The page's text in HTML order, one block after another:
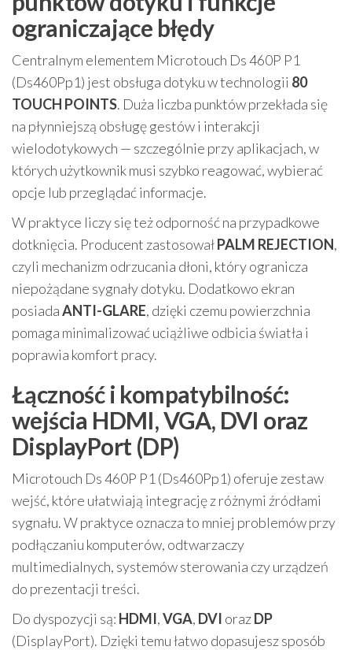
ograniczające błędy
Centralnym elementem Microtouch Ds 460P P1
(Ds460Pp1) jest obsługa dotyku w technologii 80
TOUCH POINTS. Duża liczba punktów przekłada się
na płynniejszą obsługę gestów i interakcji
wielodotykowych — szczególnie przy aplikacjach, w
których użytkownik musi szybko reagować, wybierać
opcje lub przeglądać informacje.
W praktyce liczy się też odporność na przypadkowe
dotknięcia. Producent zastosowałPALM REJECTION,
czyli mechanizm odrzucania dłoni, który ogranicza
niepożądane sygnały dotyku. Dodatkowo ekran
posiadaANTI-GLARE, dzięki czemu powierzchnia
pomaga minimalizować uciążliwe odbicia światła i
poprawia komfort pracy.
Łączność i kompatybilność:
wejścia HDMI, VGA, DVI oraz
DisplayPort (DP)
Microtouch Ds 460P P1 (Ds460Pp1) oferuje zestaw
wejść, które ułatwiają integrację z różnymi źródłami
sygnału. W praktyce oznacza to mniej problemów przy
podłączaniu komputerów, odtwarzaczy
multimedialnych, systemów sterowania czy urządzeń
do prezentacji treści.
Do dyspozycji są: HDMI,VGA, DVI orazDP
(DisplayPort). Dzięki temu łatwo dopasujesz sposób